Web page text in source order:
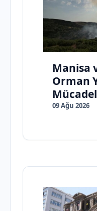
Manisa
Orman
09 Ağu 2026